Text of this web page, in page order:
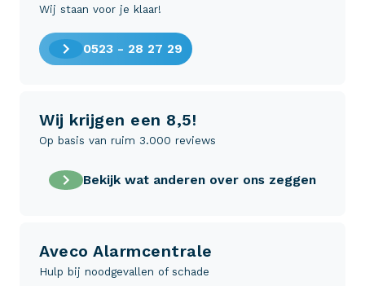
Wij staan voor je klaar!
0523 - 28 27 29
Wij krijgen een 8,5!
Op basis van ruim 3.000 reviews
Bekijk wat anderen over ons zeggen
Aveco Alarmcentrale
Hulp bij noodgevallen of schade